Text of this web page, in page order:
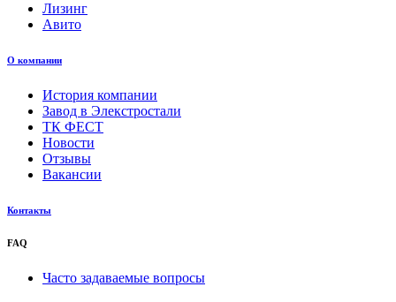
Лизинг
Авито
О компании
История компании
Завод в Элекстростали
ТК ФЕСТ
Новости
Отзывы
Вакансии
Контакты
FAQ
Часто задаваемые вопросы